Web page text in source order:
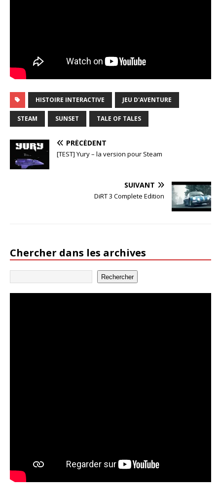
HISTOIRE INTERACTIVE JEU D'AVENTURE
STEAM SUNSET TALE OF TALES
PRÉCÉDENT
[TEST] Yury – la version pour Steam
SUIVANT
DiRT 3 Complete Edition
Chercher dans les archives
Rechercher